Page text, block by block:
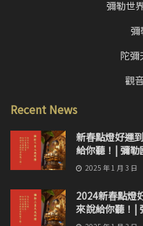
彌勒世
彌
陀彌
觀
Recent News
新春點燈好運
給你聽！| 彌勒
2025 年 1 月 3 日
2024新春點燈
來說給你聽！|